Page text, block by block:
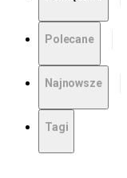
Polecane
Najnowsze
Tagi